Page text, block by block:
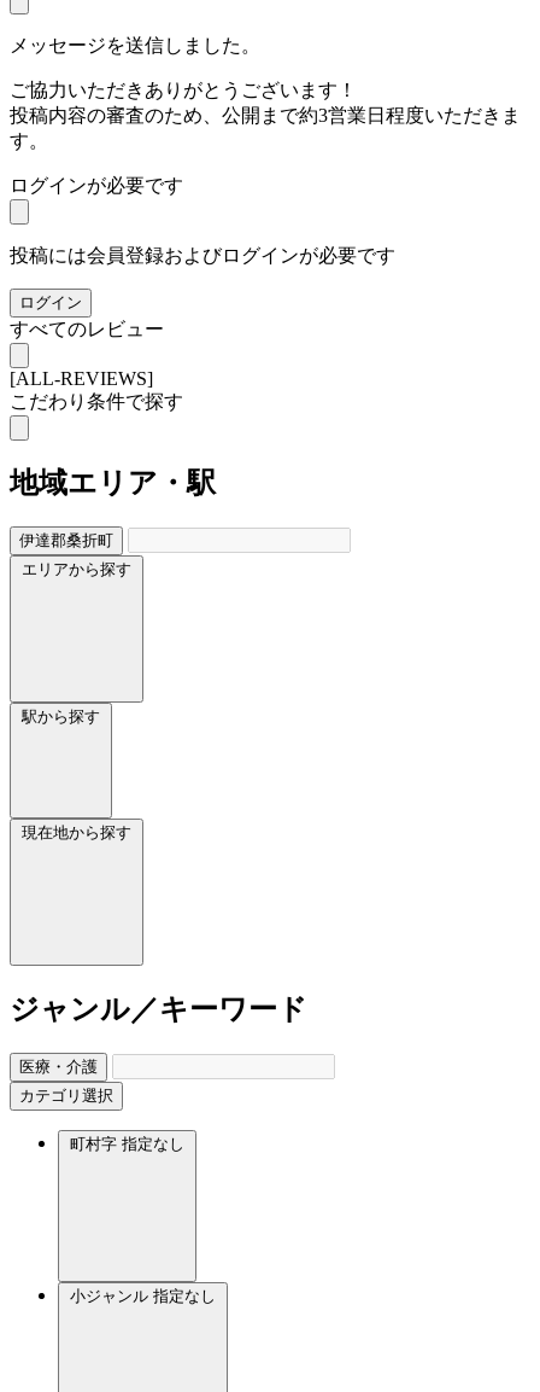
メッセージを送信しました。
ご協力いただきありがとうございます！
投稿内容の審査のため、公開まで約3営業日程度いただきま
す。
ログインが必要です
投稿には会員登録およびログインが必要です
ログイン
すべてのレビュー
[ALL-REVIEWS]
こだわり条件で探す
地域エリア・駅
伊達郡桑折町
エリアから探す
駅から探す
現在地から探す
ジャンル／キーワード
医療・介護
カテゴリ選択
町村字 指定なし
小ジャンル 指定なし